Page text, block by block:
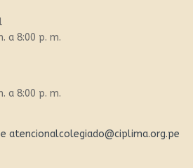
a 8:00 p. m.
a 8:00 p. m.
atencionalcolegiado@ciplima.org.pe